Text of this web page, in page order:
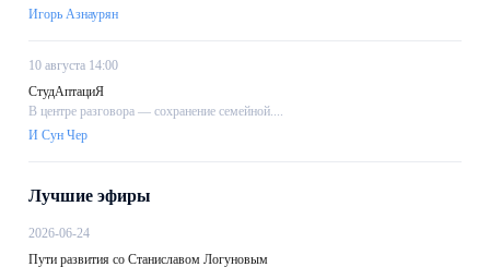
Игорь Азнаурян
10 августа 14:00
СтудАптациЯ
В центре разговора — сохранение семейной....
И Сун Чер
Лучшие эфиры
2026-06-24
Пути развития со Станиславом Логуновым